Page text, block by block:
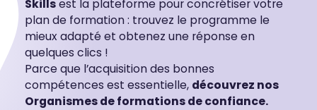
Skillsest la plateforme pour concrétiser votre
plan de formation : trouvez le programme le
mieux adapté et obtenez une réponse en
quelques clics !
Parce que l’acquisition des bonnes
compétences est essentielle, découvrez nos
Organismes de formations de confiance.